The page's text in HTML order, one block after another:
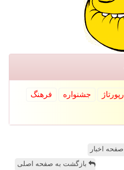
رپورتاژ جشنواره
فرهنگ
صفحه اخبار
بازگشت به صفحه اصلی